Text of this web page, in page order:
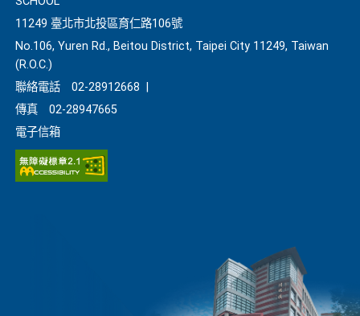
11249 臺北市北投區育仁路106號
No.106, Yuren Rd., Beitou District, Taipei City 11249, Taiwan
(R.O.C.)
聯絡電話
02-28912668
傳真
02-28947665
電子信箱